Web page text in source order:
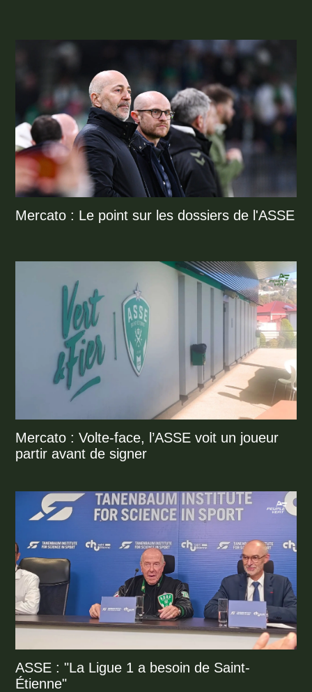
Mercato : Le point sur les dossiers de l'ASSE
Mercato : Volte-face, l’ASSE voit un joueur
partir avant de signer
ASSE : "La Ligue 1 a besoin de Saint-
Étienne"